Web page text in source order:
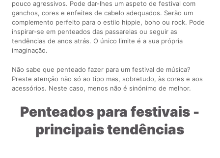
pouco agressivos. Pode dar-lhes um aspeto de festival com
ganchos, cores e enfeites de cabelo adequados. Serão um
complemento perfeito para o estilo hippie, boho ou rock. Pode
inspirar-se em penteados das passarelas ou seguir as
tendências de anos atrás. O único limite é a sua própria
imaginação.
Não sabe que penteado fazer para um festival de música?
Preste atenção não só ao tipo mas, sobretudo, às cores e aos
acessórios. Neste caso, menos não é sinónimo de melhor.
Penteados para festivais -
principais tendências